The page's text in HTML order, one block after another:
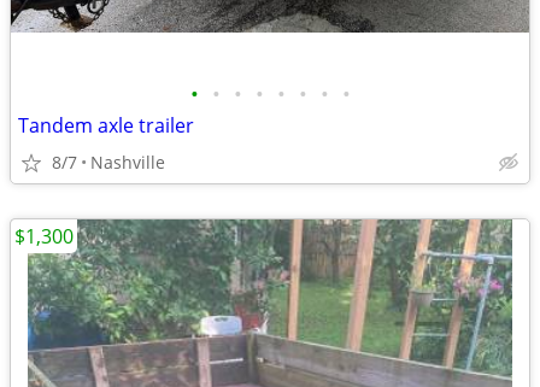
• • • • • • • •
Tandem axle trailer
8/7 Nashville
$1,300